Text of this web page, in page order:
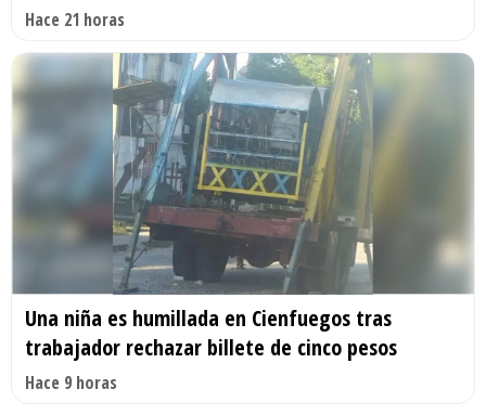
Hace 21 horas
Una niña es humillada en Cienfuegos tras
trabajador rechazar billete de cinco pesos
Hace 9 horas